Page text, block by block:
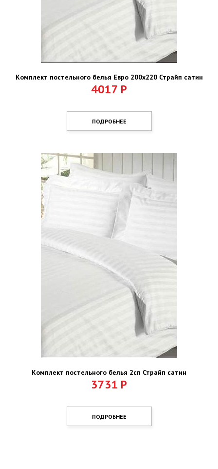
Комплект постельного белья Евро 200х220 Страйп сатин
4017 Р
ПОДРОБНЕЕ
Комплект постельного белья 2сп Страйп сатин
3731 Р
ПОДРОБНЕЕ